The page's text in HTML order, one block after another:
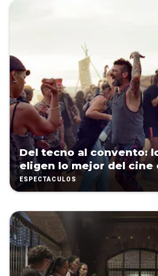
Del tecno al convento:
eligen lo mejor del cine
ESPECTÁCULOS